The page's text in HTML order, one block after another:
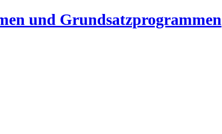
und Grundsatzprogrammen